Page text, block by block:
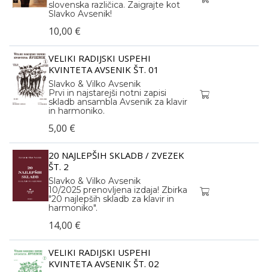
slovenska različica. Zaigrajte kot
Slavko Avsenik!
10,00 €
VELIKI RADIJSKI USPEHI
KVINTETA AVSENIK ŠT. 01
Slavko & Vilko Avsenik
Prvi in najstarejši notni zapisi
skladb ansambla Avsenik za klavir
in harmoniko.
5,00 €
20 NAJLEPŠIH SKLADB / ZVEZEK
ŠT. 2
Slavko & Vilko Avsenik
10/2025 prenovljena izdaja! Zbirka
"20 najlepših skladb za klavir in
harmoniko".
14,00 €
VELIKI RADIJSKI USPEHI
KVINTETA AVSENIK ŠT. 02